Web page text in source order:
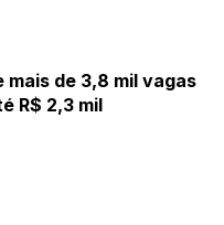
de 3,8 mil vagas
R$ 2,3 mil